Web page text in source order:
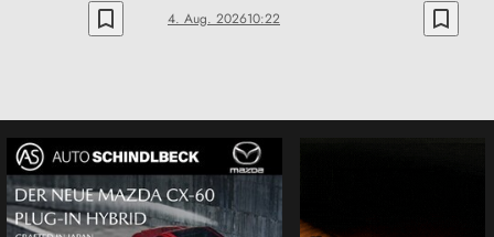
bookmark_border 4. Aug. 202610:22 bookmark_border